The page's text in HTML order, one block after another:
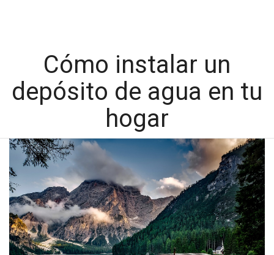
Cómo instalar un
depósito de agua en tu
hogar